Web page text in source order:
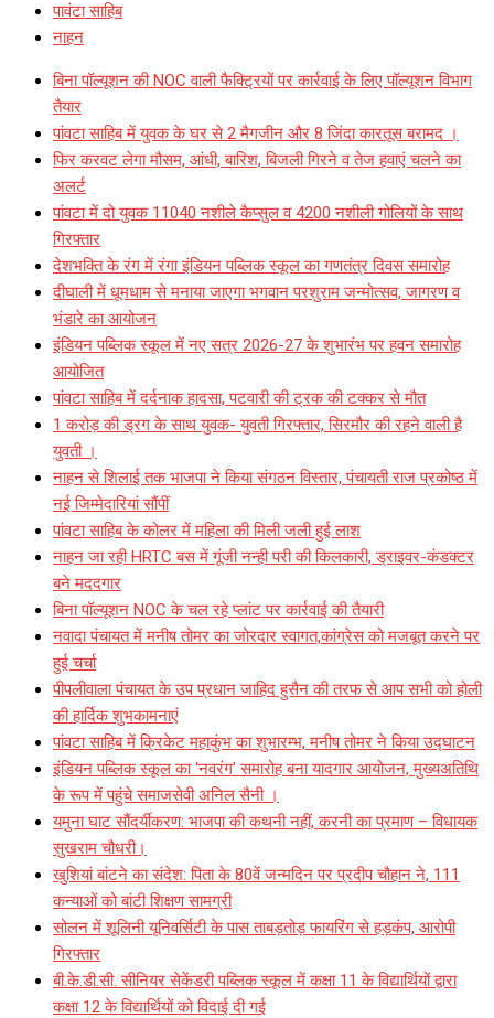
पावंटा साहिब
नाहन
बिना पॉल्यूशन की NOC वाली फैक्ट्रियों पर कार्रवाई के लिए पॉल्यूशन विभाग
तैयार
पांवटा साहिब में युवक के घर से 2 मैगजीन और 8 जिंदा कारतूस बरामद ।
फिर करवट लेगा मौसम, आंधी, बारिश, बिजली गिरने व तेज हवाएं चलने का
अलर्ट
पांवटा में दो युवक 11040 नशीले कैप्सुल व 4200 नशीली गोलियों के साथ
गिरफ्तार
देशभक्ति के रंग में रंगा इंडियन पब्लिक स्कूल का गणतंत्र दिवस समारोह
दीघाली में धूमधाम से मनाया जाएगा भगवान परशुराम जन्मोत्सव, जागरण व
भंडारे का आयोजन
इंडियन पब्लिक स्कूल में नए सत्र 2026-27 के शुभारंभ पर हवन समारोह
आयोजित
पांवटा साहिब में दर्दनाक हादसा, पटवारी की ट्रक की टक्कर से मौत
1 करोड़ की ड्रग के साथ युवक- युवती गिरफ्तार, सिरमौर की रहने वाली है
युवती ।
नाहन से शिलाई तक भाजपा ने किया संगठन विस्तार, पंचायती राज प्रकोष्ठ में
नई जिम्मेदारियां सौंपीं
पांवटा साहिब के कोलर में महिला की मिली जली हुई लाश
नाहन जा रही HRTC बस में गूंजी नन्ही परी की किलकारी, ड्राइवर-कंडक्टर
बने मददगार
बिना पॉल्यूशन NOC के चल रहे प्लांट पर कार्रवाई की तैयारी
नवादा पंचायत में मनीष तोमर का जोरदार स्वागत,कांग्रेस को मजबूत करने पर
हुई चर्चा
पीपलीवाला पंचायत के उप प्रधान जाहिद हुसैन की तरफ से आप सभी को होली
की हार्दिक शुभकामनाएं
पांवटा साहिब में क्रिकेट महाकुंभ का शुभारम्भ, मनीष तोमर ने किया उद्घाटन
इंडियन पब्लिक स्कूल का ‘नवरंग’ समारोह बना यादगार आयोजन, मुख्यअतिथि
के रूप में पहुंचे समाजसेवी अनिल सैनी ।
यमुना घाट सौंदर्यीकरण: भाजपा की कथनी नहीं, करनी का प्रमाण – विधायक
सुखराम चौधरी।
खुशियां बांटने का संदेश: पिता के 80वें जन्मदिन पर प्रदीप चौहान ने, 111
कन्याओं को बांटी शिक्षण सामग्री
सोलन में शूलिनी यूनिवर्सिटी के पास ताबड़तोड़ फायरिंग से हड़कंप, आरोपी
गिरफ्तार
बी.के.डी.सी. सीनियर सेकेंडरी पब्लिक स्कूल में कक्षा 11 के विद्यार्थियों द्वारा
कक्षा 12 के विद्यार्थियों को विदाई दी गई